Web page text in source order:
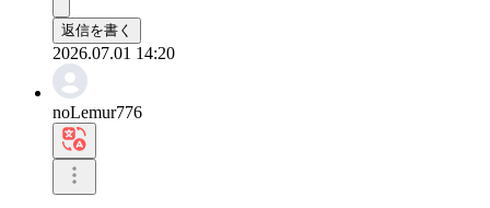
返信を書く
2026.07.01 14:20
noLemur776